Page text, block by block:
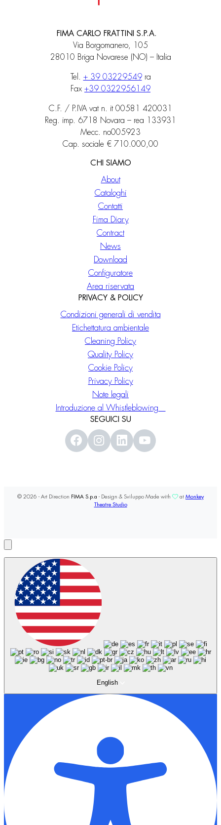
FIMA CARLO FRATTINI S.P.A.
Via Borgomanero, 105
28010 Briga Novarese (NO) – Italia
Tel. + 39 03229549ra
Fax +39 0322956149
C.F. / P.IVA vat n. it 00581 420031
Reg. imp. 6718 Novara – rea 133931
Mecc. no005923
Cap. sociale € 710.000,00
CHI SIAMO
About
Cataloghi
Contatti
Fima Diary
Contract
News
Download
Configuratore
Area riservata
PRIVACY & POLICY
Condizioni generali di vendita
Etichettatura ambientale
Cleaning Policy
Quality Policy
Cookie Policy
Privacy Policy
Note legali
Introduzione al Whistleblowing
SEGUICI SU
© 2026 - Art Direction FIMA S.p.a - Design & Sviluppo Made with at Monkey
Theatre Studio
English